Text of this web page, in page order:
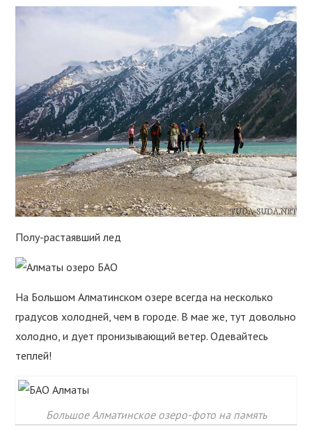
Полу-растаявший лед
На Большом Алматинском озере всегда на несколько
градусов холодней, чем в городе. В мае же, тут довольно
холодно, и дует пронизывающий ветер. Одевайтесь
теплей!
Большое Алматинское озеро-фото на память